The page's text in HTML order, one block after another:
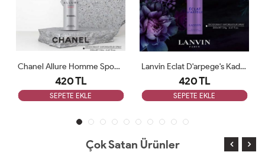
Chanel Allure Homme Sport Erkek Deodorant 200ml
420 TL
SEPETE EKLE
Lanvin Eclat D'arpege's Kadın Deodorant 200ml
420 TL
SEPETE EKLE
Çok Satan Ürünler